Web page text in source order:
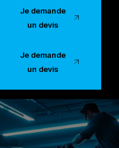
Je demande
un devis
Je demande
un devis